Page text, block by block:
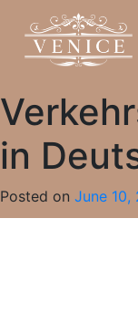
in
Posted on June 10,